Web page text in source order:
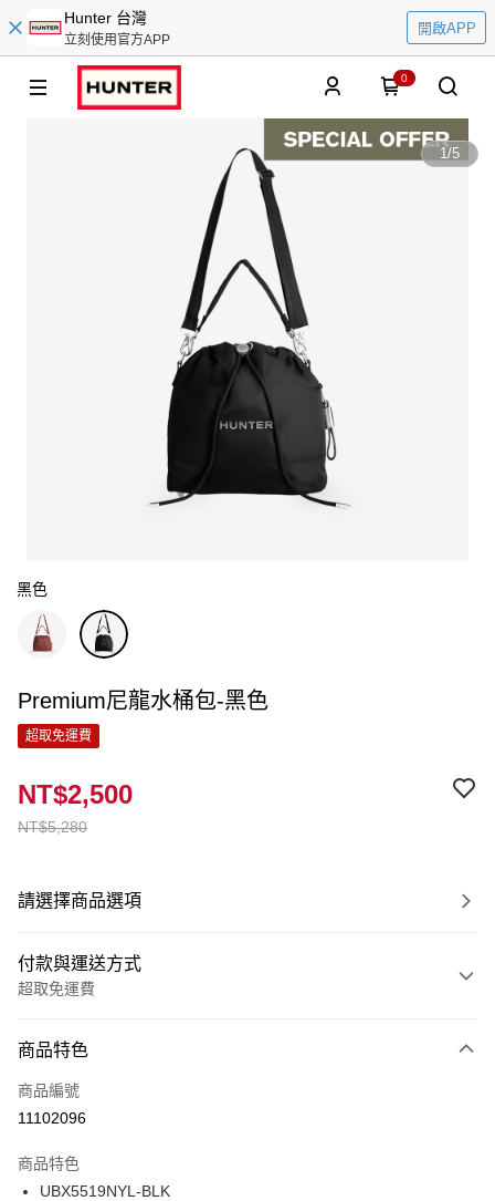
Hunter 台灣
立刻使用官方APP
開啟APP
0
1/5
黑色
Premium尼龍水桶包-黑色
超取免運費
NT$5,280
NT$2,500
請選擇商品選項
付款與運送方式
超取免運費
信用卡一次付款
LINE Pay
Google Pay
商品特色
商品編號
11102096
商品特色
UBX5519NYL-BLK